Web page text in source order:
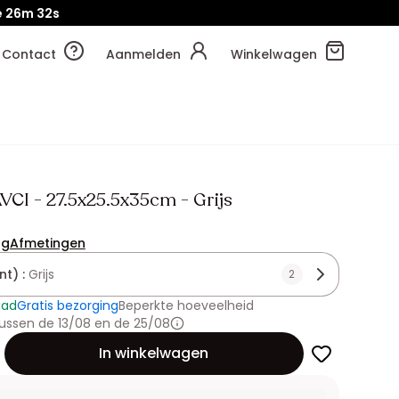
26m 30s
Contact Aanmelden Winkelwagen
- 27.5x25.5x35cm - Grijs
Afmetingen
: Grijs 2
Gratis bezorgingBeperkte hoeveelheid
de 13/08 en de 25/08
In winkelwagen